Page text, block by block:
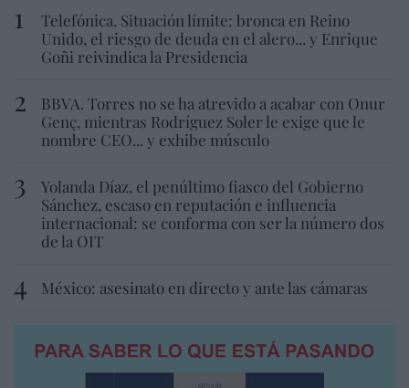
Telefónica. Situación límite: bronca en Reino
Unido, el riesgo de deuda en el alero... y Enrique
Goñi reivindica la Presidencia
BBVA. Torres no se ha atrevido a acabar con Onur
Genç, mientras Rodríguez Soler le exige que le
nombre CEO... y exhibe músculo
Yolanda Díaz, el penúltimo fiasco del Gobierno
Sánchez, escaso en reputación e influencia
internacional: se conforma con ser la número dos
de la OIT
México: asesinato en directo y ante las cámaras